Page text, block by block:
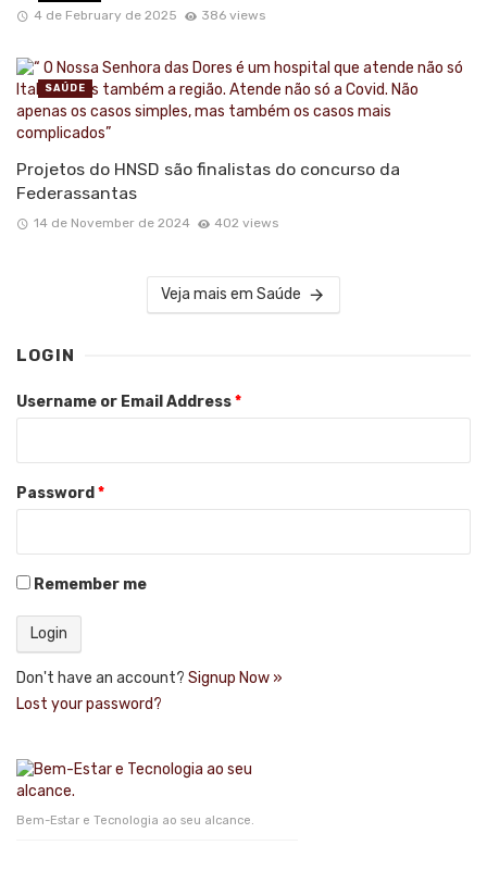
4 de February de 2025 386 views
Projetos do HNSD são finalistas do concurso da
Federassantas
14 de November de 2024 402 views
SAÚDE
Veja mais em Saúde
LOGIN
Username or Email Address*
Password *
Remember me
Don't have an account? Signup Now »
Lost your password?
Bem-Estar e Tecnologia ao seu alcance.